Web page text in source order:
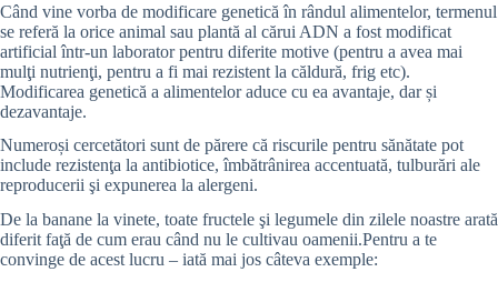
Când vine vorba de modificare genetică în rândul alimentelor, termenul
se referă la orice animal sau plantă al cărui ADN a fost modificat
artificial într-un laborator pentru diferite motive (pentru a avea mai
mulţi nutrienţi, pentru a fi mai rezistent la căldură, frig etc).
Modificarea genetică a alimentelor aduce cu ea avantaje, dar și
dezavantaje.
Numeroși cercetători sunt de părere că riscurile pentru sănătate pot
include rezistenţa la antibiotice, îmbătrânirea accentuată, tulburări ale
reproducerii şi expunerea la alergeni.
De la banane la vinete, toate fructele şi legumele din zilele noastre arată
diferit faţă de cum erau când nu le cultivau oamenii.Pentru a te
convinge de acest lucru – iată mai jos câteva exemple: